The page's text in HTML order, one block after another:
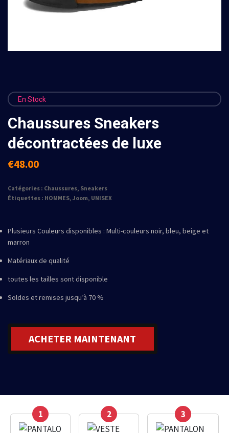
En Stock
Chaussures Sneakers
décontractées de luxe
€48.00
Catégories : Chaussures, Sneakers
Étiquettes : HOMMES, Joom, UNISEX
Plusieurs Couleurs disponibles : Multi-couleurs noir, bleu, beige et
marron
Matériaux de qualité
toutes les tailles sont disponible
Soldes et remises jusqu’à 70 %
ACHETER MAINTENANT
1 2 3